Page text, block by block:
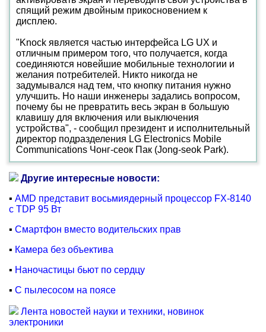
спящий режим двойным прикосновением к
дисплею.
"Knock является частью интерфейса LG UX и
отличным примером того, что получается, когда
соединяются новейшие мобильные технологии и
желания потребителей. Никто никогда не
задумывался над тем, что кнопку питания нужно
улучшить. Но наши инженеры задались вопросом,
почему бы не превратить весь экран в большую
клавишу для включения или выключения
устройства", - сообщил президент и исполнительный
директор подразделения LG Electronics Mobile
Communications Чонг-сеок Пак (Jong-seok Park).
Другие интересные новости:
▪ AMD представит восьмиядерный процессор FX-8140
с TDP 95 Вт
▪ Смартфон вместо водительских прав
▪ Камера без объектива
▪ Наночастицы бьют по сердцу
▪ С пылесосом на поясе
Лента новостей науки и техники, новинок
электроники